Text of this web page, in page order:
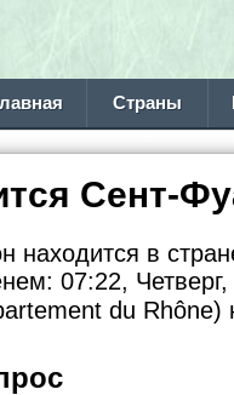
Страны
Сент-
находится в
07:22,
du